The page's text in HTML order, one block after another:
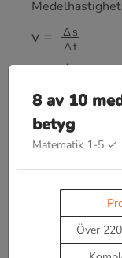
sΔ
a=ΔvΔt
Momentana
v=dsd
För likformig
v02=2as
0+at
8 av 10
betyg
Matematik 1-5 ✓
Över